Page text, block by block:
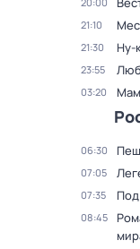
21:10
21:30 Ну-
23:55
03:20
06:30
07:05
07:35
08:45